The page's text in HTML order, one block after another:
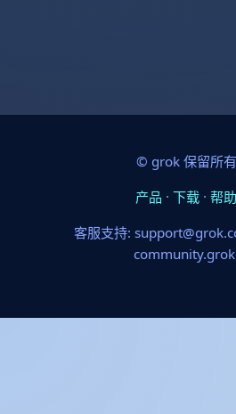
© grok 保留所
产品 · 下载 · 帮
客服支持: